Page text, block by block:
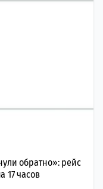
обратно»: рейс
17 часов